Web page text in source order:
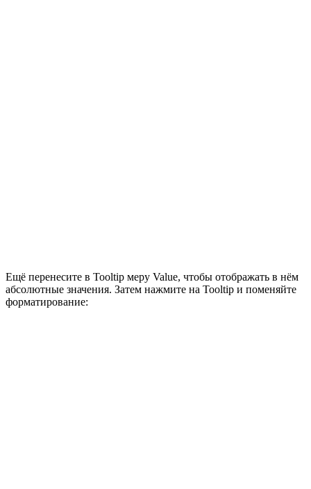
Ещё перенесите в Tooltip меру Value, чтобы отображать в нём
абсолютные значения. Затем нажмите на Tooltip и поменяйте
форматирование: